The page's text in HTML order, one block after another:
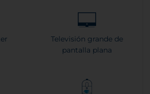
Televisión grande de
pantalla plana